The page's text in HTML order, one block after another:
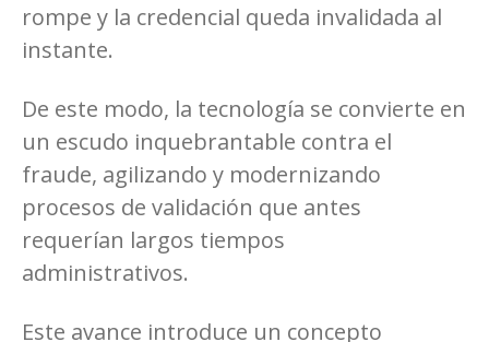
rompe y la credencial queda invalidada al
instante.
De este modo, la tecnología se convierte en
un escudo inquebrantable contra el
fraude, agilizando y modernizando
procesos de validación que antes
requerían largos tiempos
administrativos.
Este avance introduce un concepto